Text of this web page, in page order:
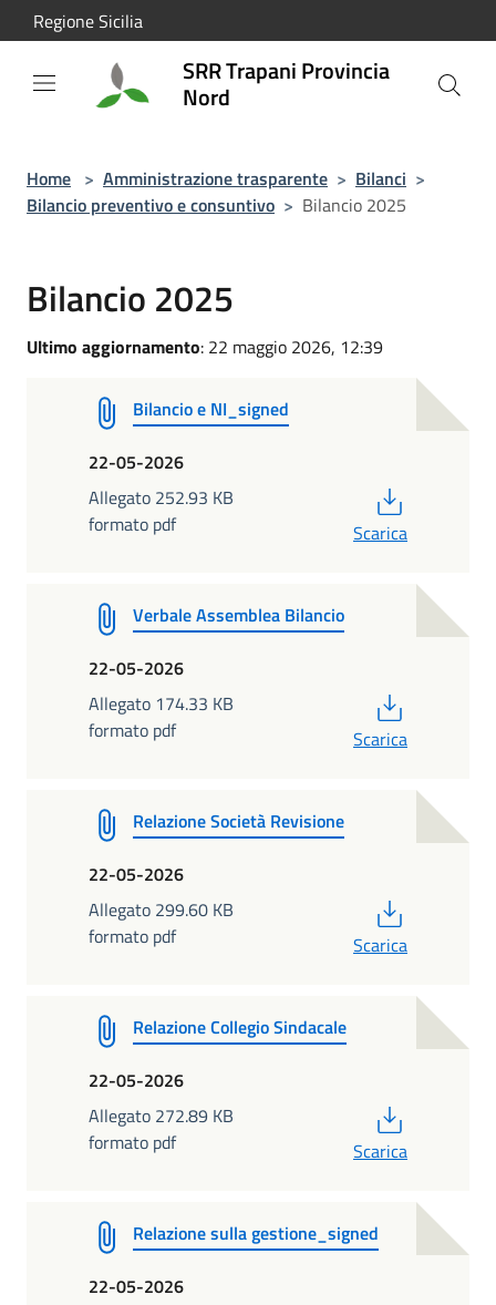
Salta al contenuto principale
Regione Sicilia
SRR Trapani Provincia
Nord
Home > Amministrazione trasparente > Bilanci >
Bilancio preventivo e consuntivo > Bilancio 2025
Bilancio 2025
Ultimo aggiornamento: 22 maggio 2026, 12:39
Bilancio e NI_signed
22-05-2026
Allegato 252.93 KB
formato pdf
Scarica
Verbale Assemblea Bilancio
22-05-2026
Allegato 174.33 KB
formato pdf
Scarica
Relazione Società Revisione
22-05-2026
Allegato 299.60 KB
formato pdf
Scarica
Relazione Collegio Sindacale
22-05-2026
Allegato 272.89 KB
formato pdf
Scarica
Relazione sulla gestione_signed
22-05-2026